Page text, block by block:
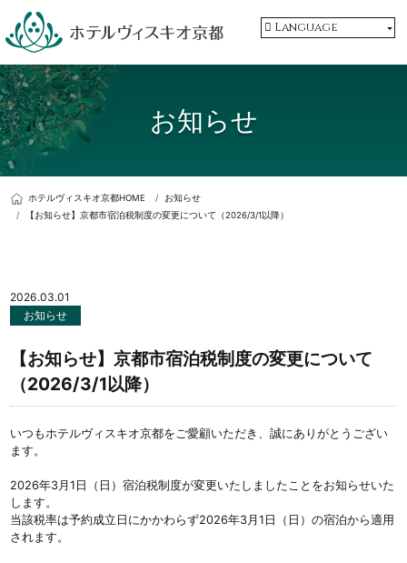
Language
お知らせ
ホテルヴィスキオ京都HOME
お知らせ
【お知らせ】京都市宿泊税制度の変更について（2026/3/1以降）
2026.03.01
お知らせ
【お知らせ】京都市宿泊税制度の変更について
（2026/3/1以降）
いつもホテルヴィスキオ京都をご愛顧いただき、誠にありがとうござい
ます。
2026年3月1日（日）宿泊税制度が変更いたしましたことをお知らせいた
します。
当該税率は予約成立日にかかわらず2026年3月1日（日）の宿泊から適用
されます。